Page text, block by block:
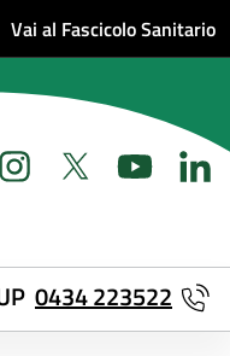
LINGUA SELEZIONATA
Vai al Fascicolo Sanitario
0434 223522